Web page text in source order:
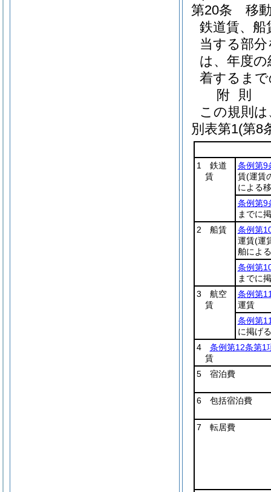
第20条
移
鉄道賃、船
当する部
は、年度
着するま
附 則
この規則
別表第1(第8
1 鉄道
賃
条例第9
賃(運賃
による
条例第9
までに
2 船賃
条例第
運賃(運
舶によ
条例第
までに
3 航空
賃
条例第
運賃
条例第
に掲げ
4 条例第12条第1
賃
5 宿泊費
6 包括宿泊費
7 転居費